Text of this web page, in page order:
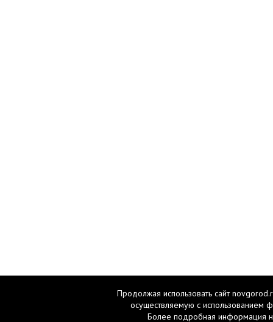
Продолжая использовать сайт
осуществляемую с использованием
Более подробная информация